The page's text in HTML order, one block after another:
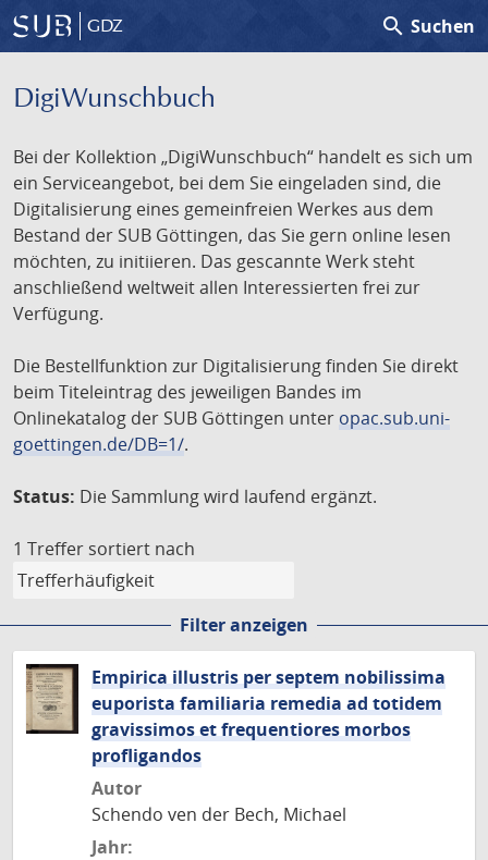
GDZ search Suchen
DigiWunschbuch
Bei der Kollektion „DigiWunschbuch“ handelt es sich um
ein Serviceangebot, bei dem Sie eingeladen sind, die
Digitalisierung eines gemeinfreien Werkes aus dem
Bestand der SUB Göttingen, das Sie gern online lesen
möchten, zu initiieren. Das gescannte Werk steht
anschließend weltweit allen Interessierten frei zur
Verfügung.
Die Bestellfunktion zur Digitalisierung finden Sie direkt
beim Titeleintrag des jeweiligen Bandes im
Onlinekatalog der SUB Göttingen unter opac.sub.uni-
goettingen.de/DB=1/.
Status: Die Sammlung wird laufend ergänzt.
1 Treffer sortiert nach
Filter anzeigen
Empirica illustris per septem nobilissima
euporista familiaria remedia ad totidem
gravissimos et frequentiores morbos
profligandos
Autor
Schendo ven der Bech, Michael
Jahr: